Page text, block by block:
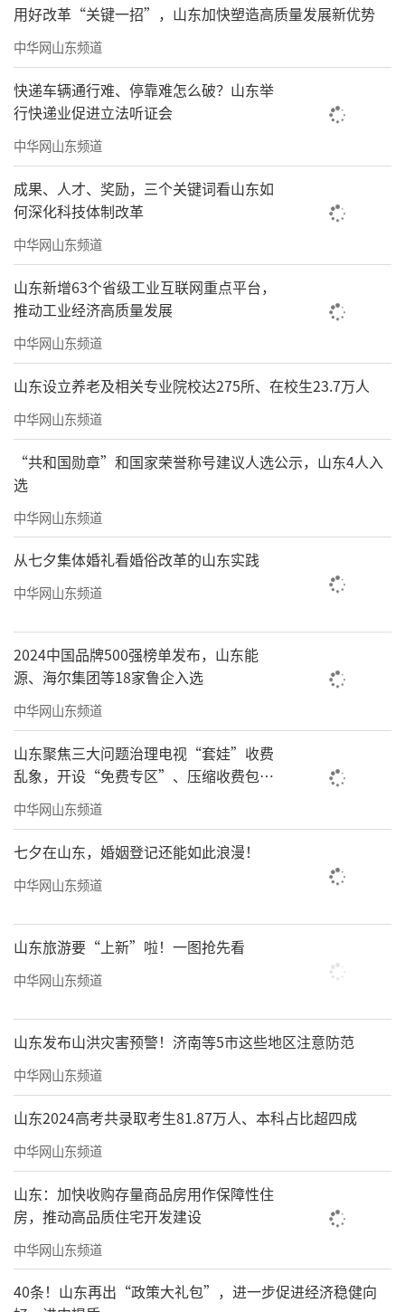
用好改革“关键一招”，山东加快塑造高质量发展新优势
中华网山东频道
快递车辆通行难、停靠难怎么破？山东举
行快递业促进立法听证会
中华网山东频道
成果、人才、奖励，三个关键词看山东如
何深化科技体制改革
中华网山东频道
山东新增63个省级工业互联网重点平台，
推动工业经济高质量发展
中华网山东频道
山东设立养老及相关专业院校达275所、在校生23.7万人
中华网山东频道
“共和国勋章”和国家荣誉称号建议人选公示，山东4人入
选
中华网山东频道
从七夕集体婚礼看婚俗改革的山东实践
中华网山东频道
2024中国品牌500强榜单发布，山东能
源、海尔集团等18家鲁企入选
中华网山东频道
山东聚焦三大问题治理电视“套娃”收费
乱象，开设“免费专区”、压缩收费包比
例70%以上
中华网山东频道
七夕在山东，婚姻登记还能如此浪漫！
中华网山东频道
山东旅游要“上新”啦！一图抢先看
中华网山东频道
山东发布山洪灾害预警！济南等5市这些地区注意防范
中华网山东频道
山东2024高考共录取考生81.87万人、本科占比超四成
中华网山东频道
山东：加快收购存量商品房用作保障性住
房，推动高品质住宅开发建设
中华网山东频道
40条！山东再出“政策大礼包”，进一步促进经济稳健向